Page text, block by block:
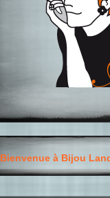
Bienvenue à Bijou